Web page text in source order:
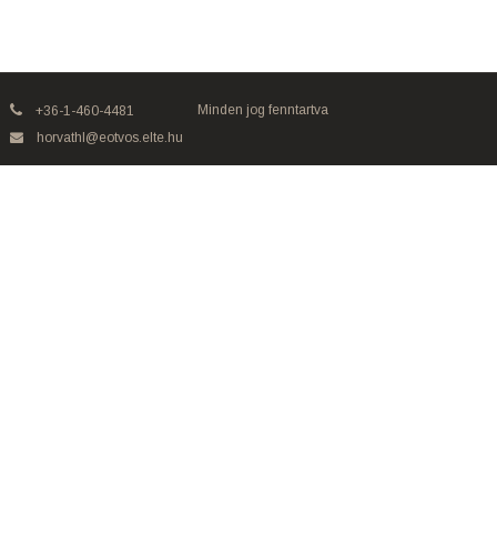
+36-1-460-4481
horvathl@eotvos.elte.hu
Minden jog fenntartva